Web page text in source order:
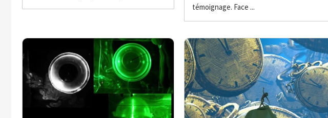
témoignage. Face ...